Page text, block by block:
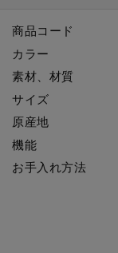
商品コード
カラー
素材、材質
サイズ
原産地
機能
お手入れ方法